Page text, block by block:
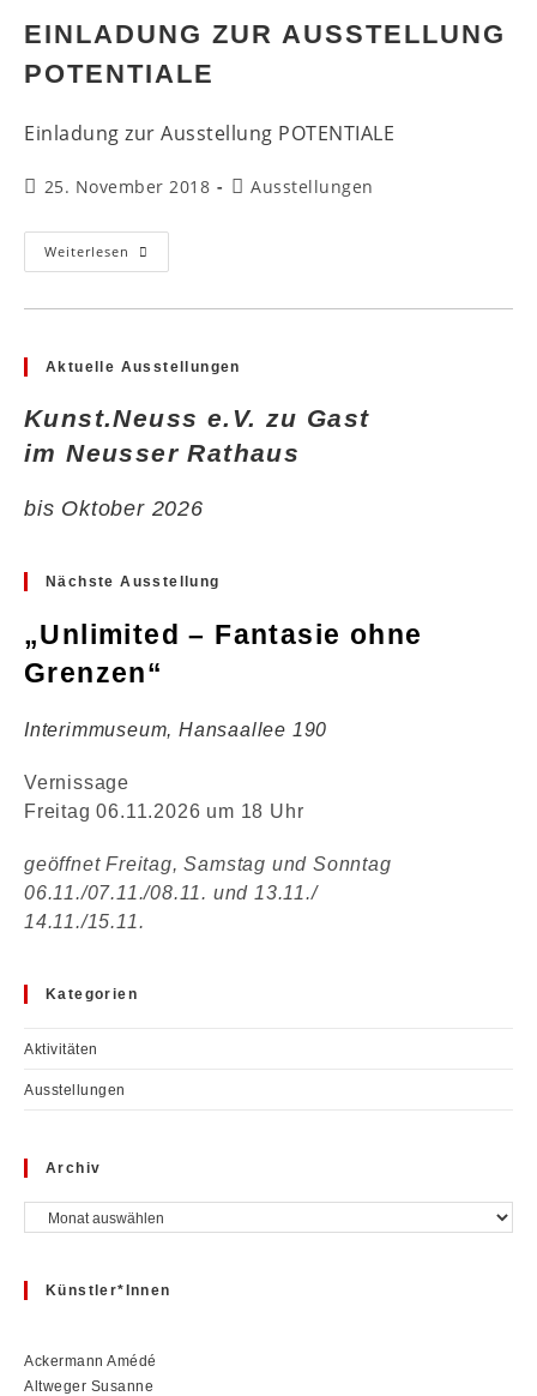
EINLADUNG ZUR AUSSTELLUNG
POTENTIALE
Einladung zur Ausstellung POTENTIALE
Beitrag
25. November 2018
Beitrags-
Ausstellungen
Weiterlesen Einladung
Zur
Aktuelle Ausstellungen
Kunst.Neuss e.V. zu Gast
im Neusser Rathaus
bis Oktober 2026
Nächste Ausstellung
„Unlimited – Fantasie ohne
Grenzen“
Interimmuseum, Hansaallee 190
Vernissage
Freitag 06.11.2026 um 18 Uhr
geöffnet Freitag, Samstag und Sonntag
06.11./07.11./08.11. und 13.11./
14.11./15.11.
Kategorien
Aktivitäten
Ausstellungen
Archiv
Archiv
Künstler*innen
Ackermann Amédé
Altweger Susanne